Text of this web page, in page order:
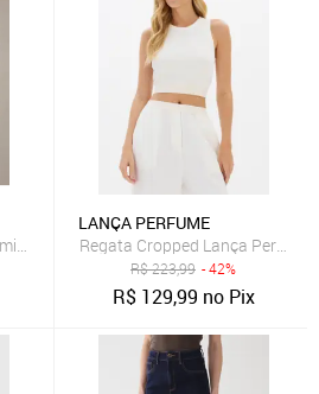
SKR MODA Premium com Botões
LANÇA PERFUME
Regata Cropped Lança
R$223,99 - 42%
R$ 129,99 no Pix